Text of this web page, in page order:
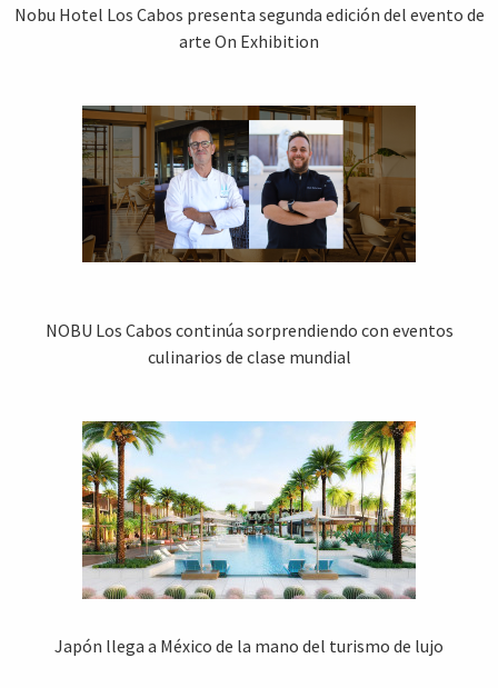
Nobu Hotel Los Cabos presenta segunda edición del evento de
arte On Exhibition
NOBU Los Cabos continúa sorprendiendo con eventos
culinarios de clase mundial
Japón llega a México de la mano del turismo de lujo